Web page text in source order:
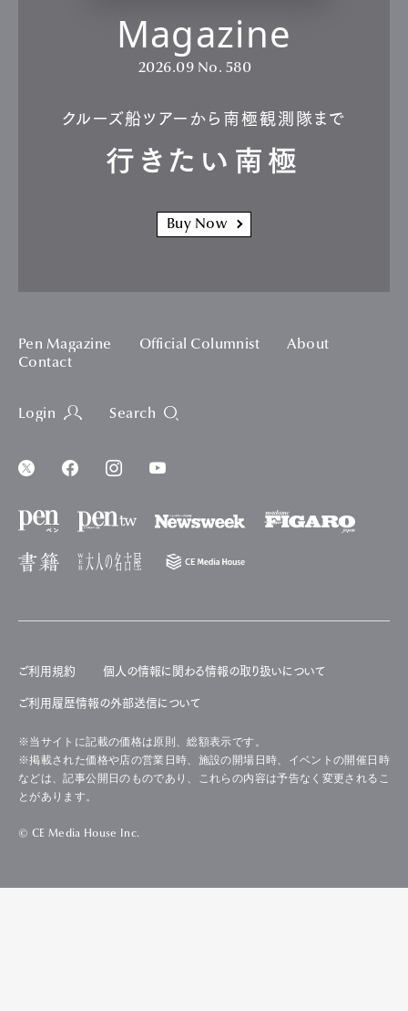
Magazine
2026.09 No. 580
クルーズ船ツアーから南極観測隊まで
行きたい南極
Buy Now
Pen Magazine Official Columnist
About
Contact
Login Search
ご利用規約 個人の情報に関わる情報の取り扱いについて
ご利用履歴情報の外部送信について
※当サイトに記載の価格は原則、総額表示です。
※掲載された価格や店の営業日時、施設の開場日時、イベントの開催日時
などは、記事公開日のものであり、これらの内容は予告なく変更されるこ
とがあります。
© CE Media House Inc.